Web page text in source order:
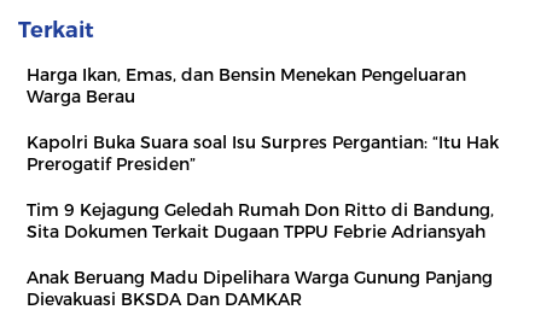
Terkait
Harga Ikan, Emas, dan Bensin Menekan Pengeluaran
Warga Berau
Kapolri Buka Suara soal Isu Surpres Pergantian: “Itu Hak
Prerogatif Presiden”
Tim 9 Kejagung Geledah Rumah Don Ritto di Bandung,
Sita Dokumen Terkait Dugaan TPPU Febrie Adriansyah
Anak Beruang Madu Dipelihara Warga Gunung Panjang
Dievakuasi BKSDA Dan DAMKAR